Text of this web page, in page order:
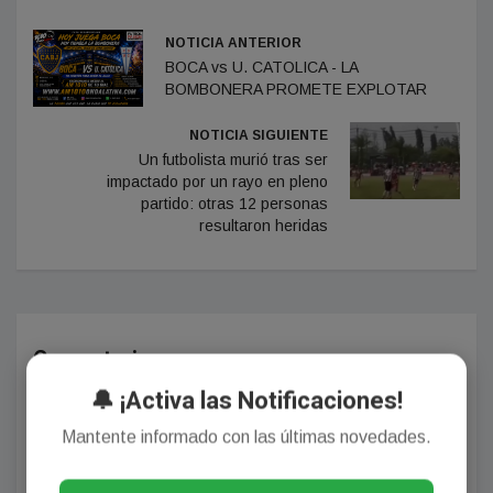
NOTICIA ANTERIOR
BOCA vs U. CATOLICA - LA
BOMBONERA PROMETE EXPLOTAR
NOTICIA SIGUIENTE
Un futbolista murió tras ser
impactado por un rayo en pleno
partido: otras 12 personas
resultaron heridas
Comentarios
🔔 ¡Activa las Notificaciones!
Mantente informado con las últimas novedades.